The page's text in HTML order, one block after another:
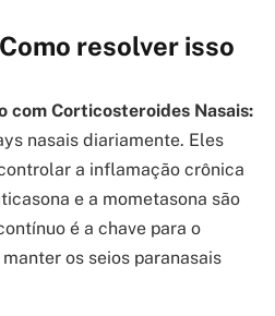
resolver isso
com Corticosteroides Nasais:
nasais diariamente. Eles
a inflamação crônica
e a mometasona são
é a chave para o
os seios paranasais